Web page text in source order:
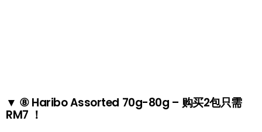
▼ ⑧ Haribo Assorted 70g-80g – 购买2包只需
RM7 ！